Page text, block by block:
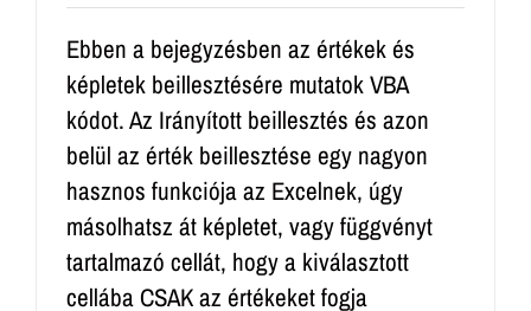
Ebben a bejegyzésben az értékek és
képletek beillesztésére mutatok VBA
kódot. Az Irányított beillesztés és azon
belül az érték beillesztése egy nagyon
hasznos funkciója az Excelnek, úgy
másolhatsz át képletet, vagy függvényt
tartalmazó cellát, hogy a kiválasztott
cellába CSAK az értékeket fogja